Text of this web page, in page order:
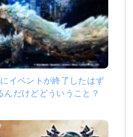
イベントが終了したはず
だけどどういうこと？